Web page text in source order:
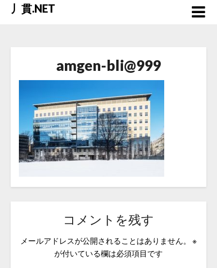
Skip丿貫.NET
amgen-bli@999
コメントを残す
メールアドレスが公開されることはありません。
※
が付いている欄は必須項目です